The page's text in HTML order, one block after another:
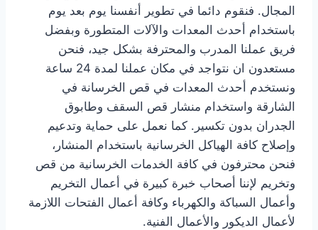
المجال. فنقوم دائما في تطوير أنفسنا يوم بعد يوم
باستخدام أحدث المعدات والآلات المتطورة وبفضل
فريق عملنا المدرب والمحترفة بشكل جيد، فنحن
مستعدون ان نتواجد في مكان عملنا لمدة 24 ساعة
ونستخدم أحدث المعدات في قص الخرسانة في
الشارقة واستخدام منشار قص السقف وطابوق
الجدران بدون تكسير. كما نعمل على حماية وتدعيم
وإصلاح كافة الهياكل الخرسانية باستخدام المنشار،
فنحن محترفون في كافة الخدمات الخرسانية من قص
وتخريم لإننا أصحاب خبرة كبيرة في أعمال التخريم
وأعمال السباكة والكهرباء وكافة أعمال الفتحات اللازمة
لأعمال الديكور والأعمال الفنية.